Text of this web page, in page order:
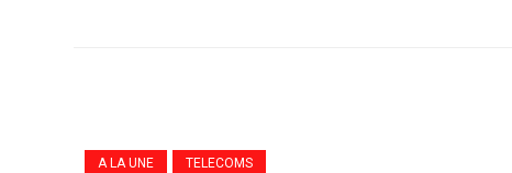
A LA UNE TELECOMS